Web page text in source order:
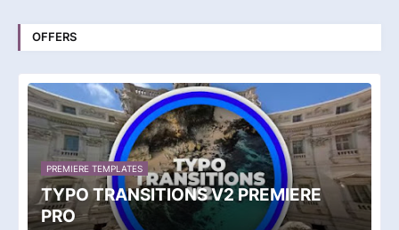
OFFERS
PREMIERE TEMPLATES
TYPO TRANSITIONS V2 PREMIERE
PRO